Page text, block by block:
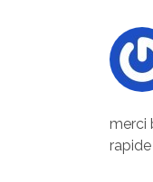
merci
rapide